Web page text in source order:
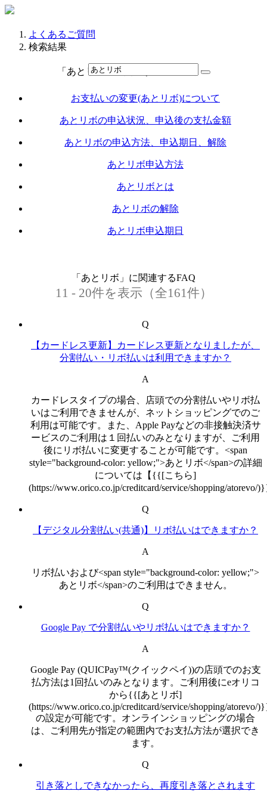
よくあるご質問
検索結果
「あとリボ」に関連するカテゴリー
お支払いの変更(あとリボ)について
あとリボの申込状況、申込後の支払金額
あとリボの申込方法、申込期日、解除
あとリボ申込方法
あとリボとは
あとリボの解除
あとリボ申込期日
「あとリボ」に関連するFAQ
11 - 20件を表示（全161件）
Q
【カードレス更新】カードレス更新となりましたが、
分割払い・リボ払いは利用できますか？
A
カードレスタイプの場合、店頭での分割払いやリボ払
いはご利用できませんが、ネットショッピングでのご
利用は可能です。また、Apple Payなどの非接触決済サ
ービスのご利用は１回払いのみとなりますが、ご利用
後にリボ払いに変更することが可能です。<span
style="background-color: yellow;">あとリボ</span>の詳細
については【{{[こちら]
(https://www.orico.co.jp/creditcard/service/shopping/atorevo/
Q
【デジタル分割払い(共通)】リボ払いはできますか？
A
リボ払いおよび<span style="background-color: yellow;">
あとリボ</span>のご利用はできません。
Q
Google Pay で分割払いやリボ払いはできますか？
A
Google Pay (QUICPay™(クイックペイ))の店頭でのお支
払方法は1回払いのみとなります。ご利用後にeオリコ
から{{[あとリボ]
(https://www.orico.co.jp/creditcard/service/shopping/atorevo/
の設定が可能です。オンラインショッピングの場合
は、ご利用先が指定の範囲内でお支払方法が選択でき
ます。
Q
引き落としできなかったら、再度引き落とされます